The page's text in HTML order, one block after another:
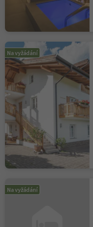
Na vyžádání
Na vyžádání